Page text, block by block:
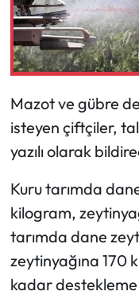
Mazot ve gübre
isteyen çiftçiler,
yazılı olarak
Kuru tarımda
kilogram,
tarımda dane
zeytinyağına 170
kadar